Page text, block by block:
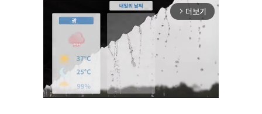
arrow_forward_ios 더보기